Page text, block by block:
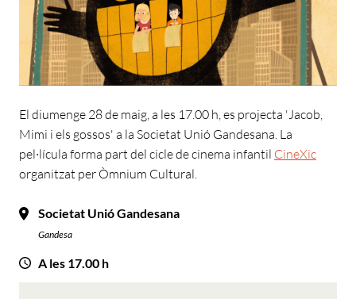
El diumenge 28 de maig, a les 17.00 h, es projecta 'Jacob,
Mimi i els gossos' a la Societat Unió Gandesana. La
pel·lícula forma part del cicle de cinema infantil CineXic
organitzat per Òmnium Cultural.
Societat Unió Gandesana
Gandesa
A les 17.00 h